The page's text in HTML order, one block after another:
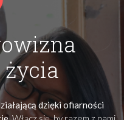
dzięki ofiarności